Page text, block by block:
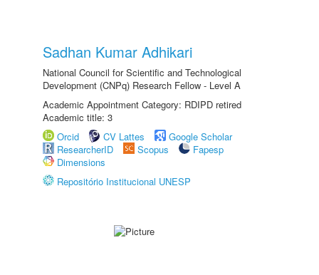
Sadhan Kumar Adhikari
National Council for Scientific and Technological
Development (CNPq) Research Fellow - Level A
Academic Appointment Category: RDIPD retired
Academic title: 3
Orcid
CV Lattes
Google Scholar
ResearcherID
Scopus
Fapesp
Dimensions
Repositório Institucional UNESP